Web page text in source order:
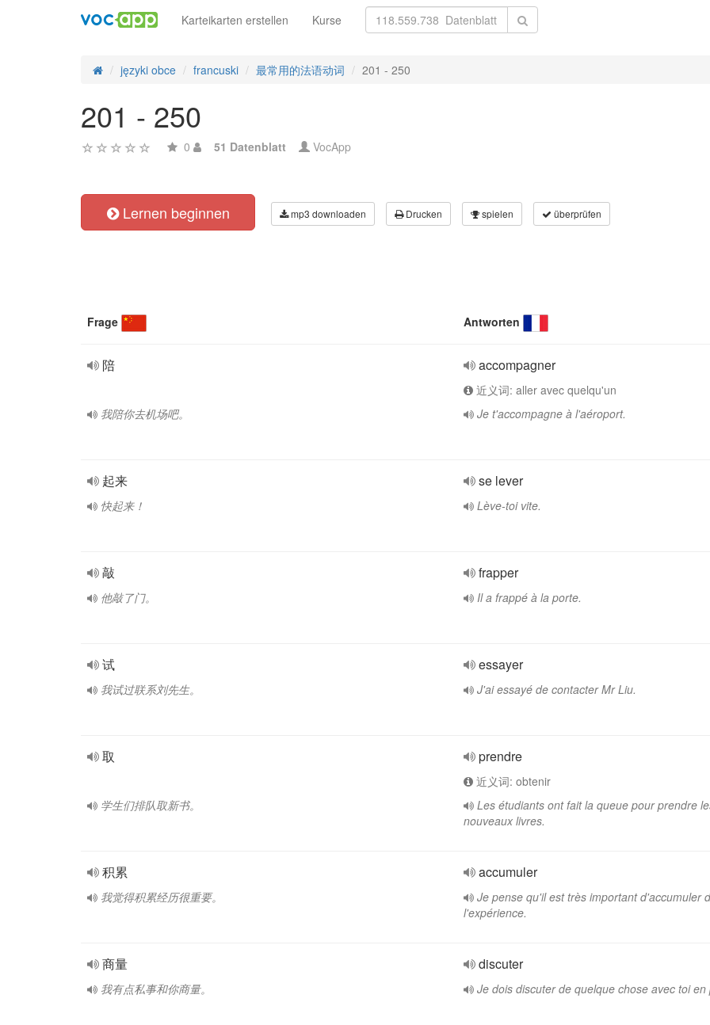
Karteikarten erstellen Kurse
języki obce francuski 最常用的法语动词 201 - 250
201 - 250
0 51 Datenblatt VocApp
Lernen beginnen mp3 downloaden Drucken spielen überprüfen
Frage Antworten
陪
我陪你去机场吧。
accompagner
近义词: aller avec quelqu'un
Je t'accompagne à l'aéroport.
起来
快起来！
se lever
Lève-toi vite.
敲
他敲了门。
frapper
Il a frappé à la porte.
试
我试过联系刘先生。
essayer
J'ai essayé de contacter Mr Liu.
取
学生们排队取新书。
prendre
近义词: obtenir
Les étudiants ont fait la queue pour prendre
nouveaux livres.
积累
我觉得积累经历很重要。
accumuler
Je pense qu'il est très important d'accumuler
l'expérience.
商量
我有点私事和你商量。
discuter
Je dois discuter de quelque chose avec toi en